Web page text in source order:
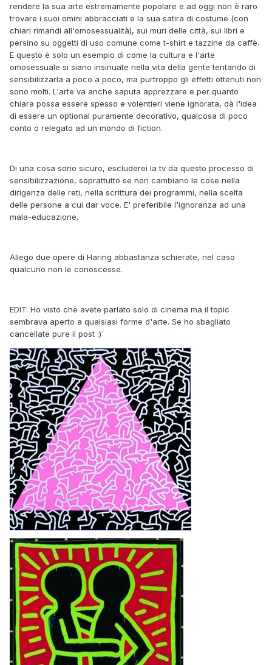
rendere la sua arte estremamente popolare e ad oggi non è raro
trovare i suoi omini abbracciati e la sua satira di costume (con
chiari rimandi all'omosessualità), sui muri delle città, sui libri e
persino su oggetti di uso comune come t-shirt e tazzine da caffè.
E questo è solo un esempio di come la cultura e l'arte
omosessuale si siano insinuate nella vita della gente tentando di
sensibilizzarla a poco a poco, ma purtroppo gli effetti ottenuti non
sono molti. L'arte va anche saputa apprezzare e per quanto
chiara possa essere spesso e volentieri viene ignorata, dà l'idea
di essere un optional puramente decorativo, qualcosa di poco
conto o relegato ad un mondo di fiction.
Di una cosa sono sicuro, escluderei la tv da questo processo di
sensibilizzazione, soprattutto se non cambiano le cose nella
dirigenza delle reti, nella scrittura dei programmi, nella scelta
delle persone a cui dar voce. E' preferibile l'ignoranza ad una
mala-educazione.
Allego due opere di Haring abbastanza schierate, nel caso
qualcuno non le conoscesse.
EDIT: Ho visto che avete parlato solo di cinema ma il topic
sembrava aperto a qualsiasi forme d'arte. Se ho sbagliato
cancellate pure il post :)'